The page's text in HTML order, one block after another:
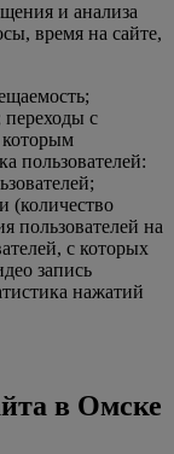
и анализа
время на сайте,
переходы с
пользователей:
(количество
пользователей на
с которых
запись
нажатий
в Омске